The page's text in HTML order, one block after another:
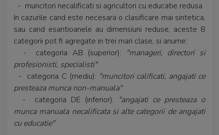
- muncitori necalificati si agricultori cu educatie redusa
In cazurile cand este necesara o clasificare mai sintetica,
sau cand esantioanele au dimensiuni reduse, aceste 8
categorii pot fi agregate in trei mari clase, si anume:
- categoria AB (superior):
"manageri, directori si
profesionisti, specialisti"
- categoria C (mediu): "muncitori calificati, angajati ce
presteaza munca non-manuala"
- categoria DE (inferior): "angajati ce presteaza o
munca manuala necalificata si alte categorii de angajati
cu educatie"